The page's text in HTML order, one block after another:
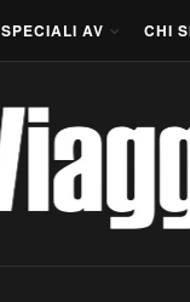
SPECIALI AV CHI